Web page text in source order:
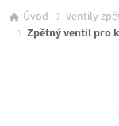
Úvod
Ventily
Zpětný ventil pro